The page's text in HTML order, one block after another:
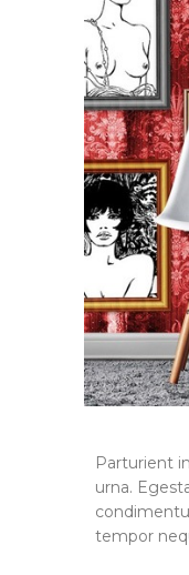
Parturient
urna.
tempor